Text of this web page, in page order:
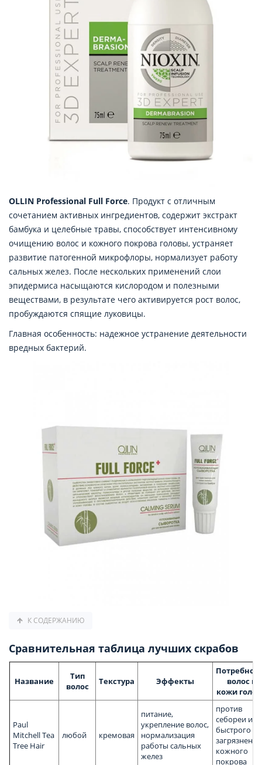
OLLIN Professional Full Force. Продукт с отличным
сочетанием активных ингредиентов, содержит экстракт
бамбука и целебные травы, способствует интенсивному
очищению волос и кожного покрова головы, устраняет
развитие патогенной микрофлоры, нормализует работу
сальных желез. После нескольких применений слои
эпидермиса насыщаются кислородом и полезными
веществами, в результате чего активируется рост волос,
пробуждаются спящие луковицы.
Главная особенность: надежное устранение деятельности
вредных бактерий.
К СОДЕРЖАНИЮ
Сравнительная таблица лучших скрабов
Название
Тип
волос
Текстура Эффекты
волос и
кожи
Paul
Mitchell Tea
Tree Hair
любой кремовая
питание,
укрепление волос,
нормализация
работы сальных
желез
против
себореи и
быстрого
загрязнения
кожного
покрова